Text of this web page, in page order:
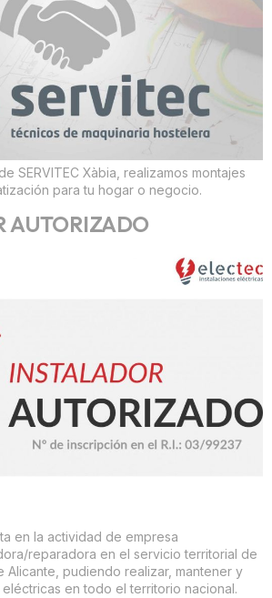
SERVITEC Xàbia, realizamos montajes
para tu hogar o negocio.
AUTORIZADO
en la actividad de empresa
reparadora en el servicio territorial de
Alicante, pudiendo realizar, mantener y
en todo el territorio nacional.